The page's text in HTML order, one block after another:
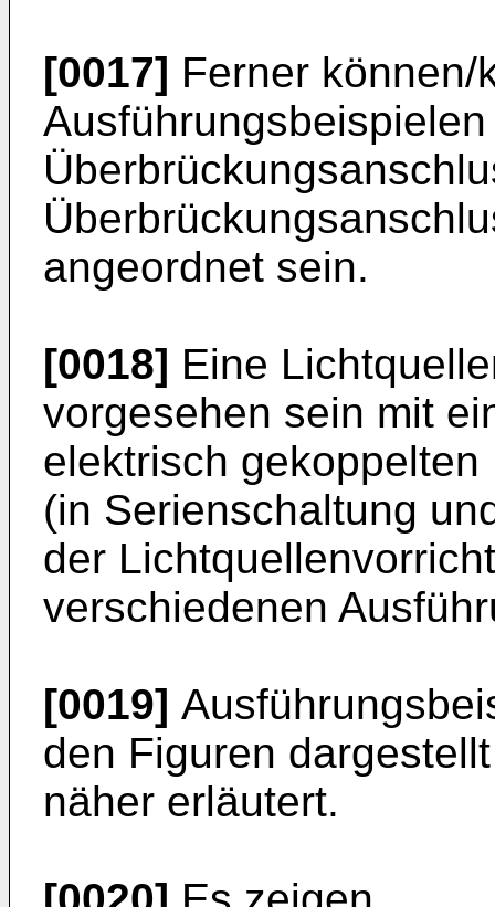
[0017] Ferner
angeordnet sein.
[0018] Eine
vorgesehen sein mit
elektrisch
(in Serienschaltung
der
verschiedenen
[0019]
den Figuren
näher erläutert.